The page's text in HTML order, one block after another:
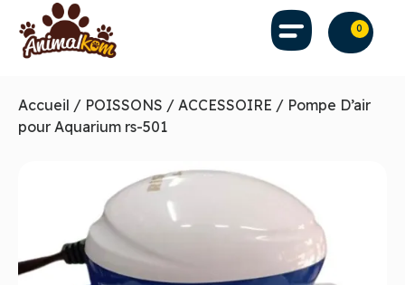
0
Accueil / POISSONS / ACCESSOIRE / Pompe D’air
pour Aquarium rs-501